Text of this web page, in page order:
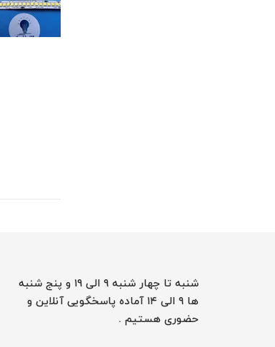
شنبه تا چهار شنبه ۹ الی ۱۹ و پنج شنبه
ها ۹ الی ۱۴ آماده پاسخگویی آنلاین و
حضوری هستیم .